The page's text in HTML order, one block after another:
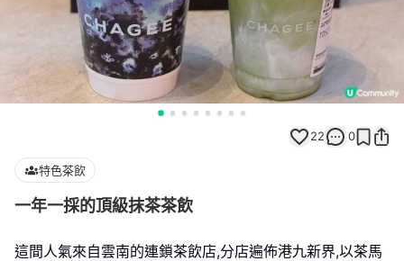
22 0
特色茶飲
一年一採的頂級抹茶茶飲
這間人氣來自雲南的連鎖茶飲店,分店遍佈港九新界,以茶馬